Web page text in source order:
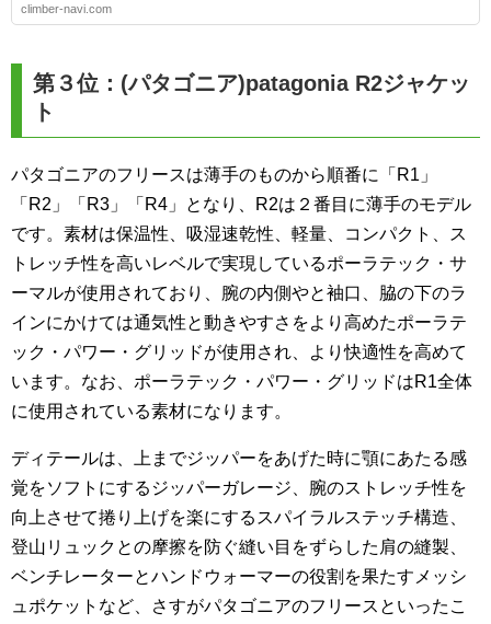
climber-navi.com
第３位：(パタゴニア)patagonia R2ジャケッ
ト
パタゴニアのフリースは薄手のものから順番に「R1」
「R2」「R3」「R4」となり、R2は２番目に薄手のモデル
です。素材は保温性、吸湿速乾性、軽量、コンパクト、ス
トレッチ性を高いレベルで実現しているポーラテック・サ
ーマルが使用されており、腕の内側やと袖口、脇の下のラ
インにかけては通気性と動きやすさをより高めたポーラテ
ック・パワー・グリッドが使用され、より快適性を高めて
います。なお、ポーラテック・パワー・グリッドはR1全体
に使用されている素材になります。
ディテールは、上までジッパーをあげた時に顎にあたる感
覚をソフトにするジッパーガレージ、腕のストレッチ性を
向上させて捲り上げを楽にするスパイラルステッチ構造、
登山リュックとの摩擦を防ぐ縫い目をずらした肩の縫製、
ベンチレーターとハンドウォーマーの役割を果たすメッシ
ュポケットなど、さすがパタゴニアのフリースといったこ